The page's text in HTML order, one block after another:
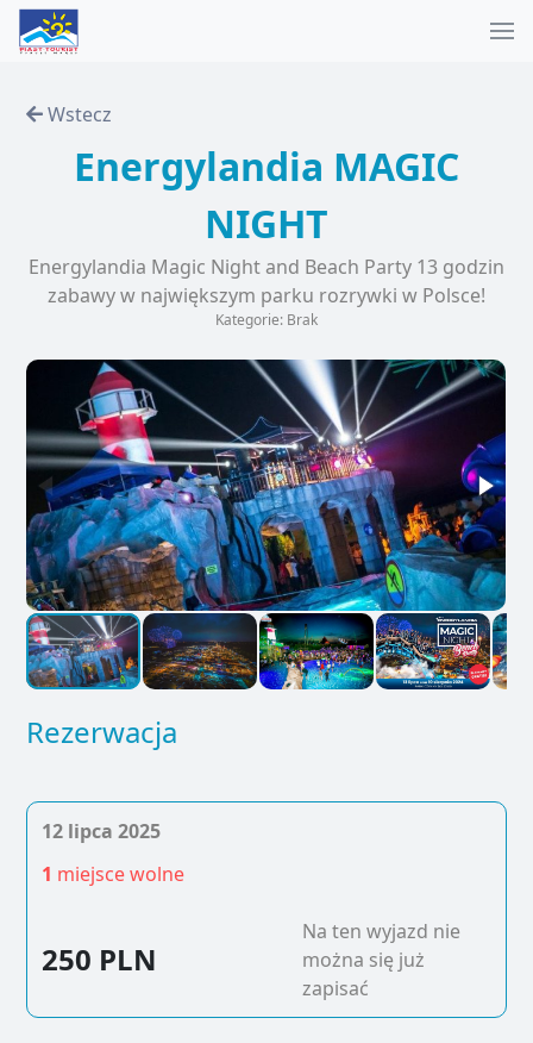
Wstecz
Energylandia MAGIC
NIGHT
Energylandia Magic Night and Beach Party 13 godzin
zabawy w największym parku rozrywki w Polsce!
Kategorie: Brak
Rezerwacja
12 lipca 2025
1 miejsce wolne
250 PLN
Na ten wyjazd nie
można się już
zapisać